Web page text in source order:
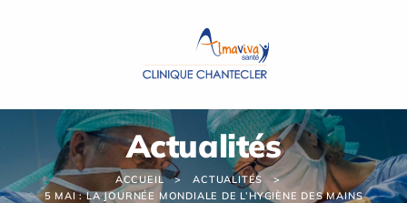
Actualités
ACCUEIL
ACTUALITÉS
5 MAI : LA JOURNÉE MONDIALE DE L’HYGIÈNE DES MAINS